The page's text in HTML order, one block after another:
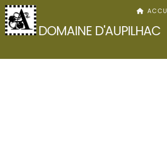
Skip
to
content
DOMAINE D'AUPILHAC